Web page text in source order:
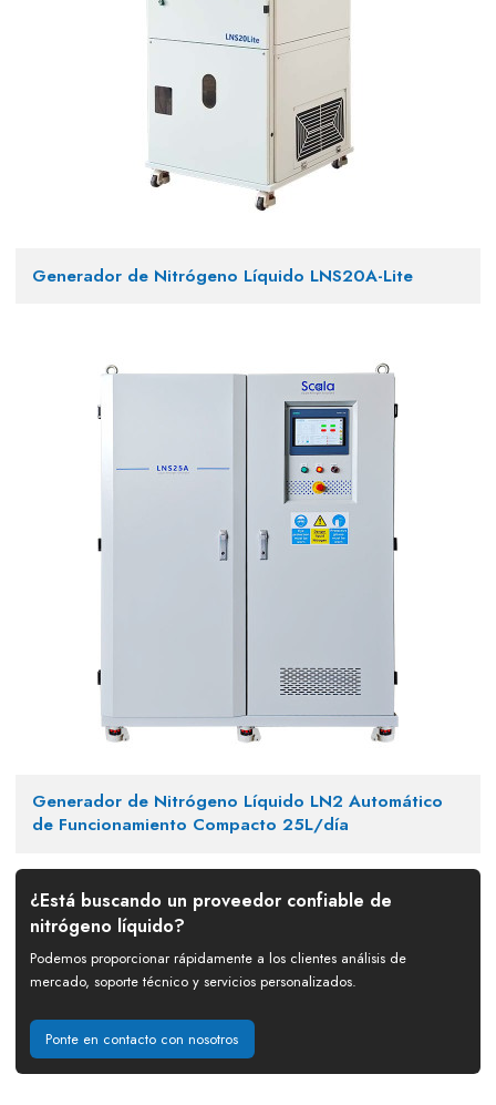
Generador de Nitrógeno Líquido LNS20A-Lite
Generador de Nitrógeno Líquido LN2 Automático
de Funcionamiento Compacto 25L/día
¿Está buscando un proveedor confiable de
nitrógeno líquido?
Podemos proporcionar rápidamente a los clientes análisis de
mercado, soporte técnico y servicios personalizados.
Ponte en contacto con nosotros